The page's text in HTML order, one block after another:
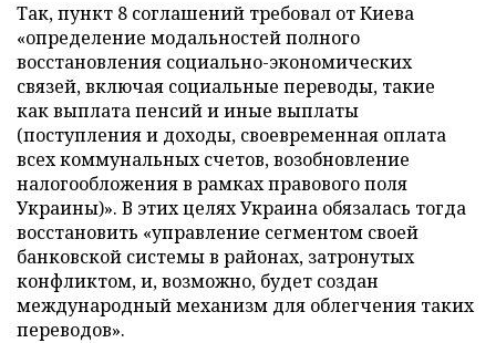
Так, пункт 8 соглашений требовал от Киева
«определение модальностей полного
восстановления социально-экономических
связей, включая социальные переводы, такие
как выплата пенсий и иные выплаты
(поступления и доходы, своевременная оплата
всех коммунальных счетов, возобновление
налогообложения в рамках правового поля
Украины)». В этих целях Украина обязалась тогда
восстановить «управление сегментом своей
банковской системы в районах, затронутых
конфликтом, и, возможно, будет создан
международный механизм для облегчения таких
переводов».